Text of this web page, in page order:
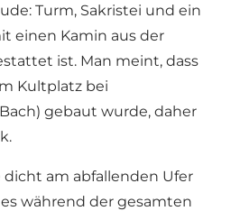
Turm, Sakristei und ein
einen Kamin aus der
ist. Man meint, dass
Kultplatz bei
gebaut wurde, daher
am abfallenden Ufer
während der gesamten